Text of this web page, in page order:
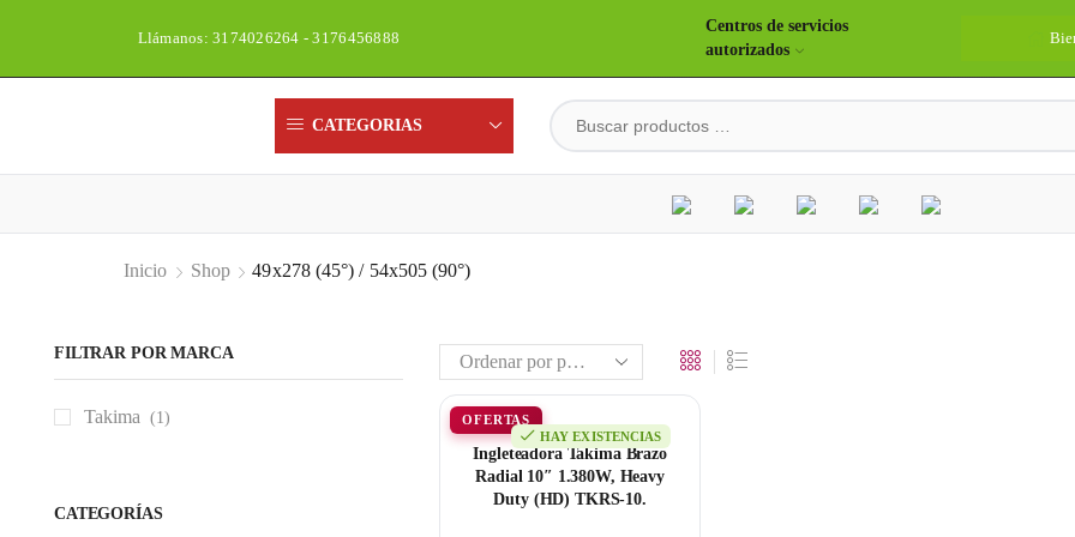
Llámanos: 3174026264 - 3176456888
Centros de servicios
autorizados
CATEGORIAS
Inicio Shop 49x278 (45°) / 54x505 (90°)
OFERTAS
HAY EXISTENCIAS
Ingleteadora Takima Brazo
Radial 10″ 1.380W, Heavy
Duty (HD) TKRS-10.
FILTRAR POR MARCA
Takima (1)
CATEGORÍAS